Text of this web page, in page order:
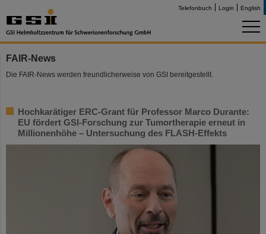
Telefonbuch Login English
FAIR-News
Die FAIR-News werden freundlicherweise von GSI bereitgestellt.
Hochkarätiger ERC-Grant für Professor Marco Durante:
EU fördert GSI-Forschung zur Tumortherapie erneut in
Millionenhöhe – Untersuchung des FLASH-Effekts